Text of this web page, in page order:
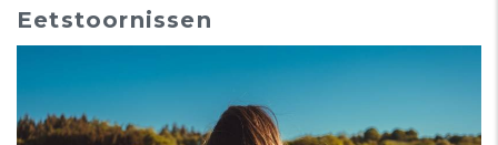
Eetstoornissen